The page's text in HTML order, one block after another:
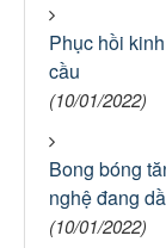
Phục hồi
cầu
(10/01/2022)
Bong bóng
nghệ đang
(10/01/2022)